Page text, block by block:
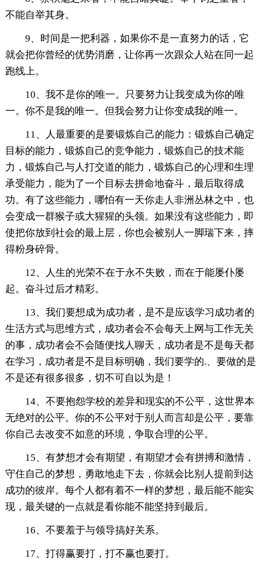
不能自举其身。
9、时间是一把利器，如果你不是一直努力的话，它
就会把你曾经的优势消磨，让你再一次跟众人站在同一起
跑线上。
10、我不是你的唯一。只要努力让我变成为你的唯
一。你不是我的唯一。但我会努力让你变成我的唯一。
11、人最重要的是要锻炼自己的能力：锻炼自己确定
目标的能力，锻炼自己的竞争能力，锻炼自己的技术能
力，锻炼自己与人打交道的能力，锻炼自己的心理和生理
承受能力，能为了一个目标去拼命地奋斗，最后取得成
功。有了这些能力，哪怕有一天你走人非洲丛林之中，也
会变成一群猴子或大猩猩的头领。如果没有这些能力，即
使把你放到社会的最上层，你也会被别人一脚瑞下来，摔
得粉身碎骨。
12、人生的光荣不在于永不失败，而在于能屡仆屡
起。奋斗过后才精彩。
13、我们要想成为成功者，是不是应该学习成功者的
生活方式与思维方式，成功者会不会每天上网与工作无关
的事，成功者会不会随便找人聊天，成功者是不是每天都
在学习，成功者是不是目标明确，我们要学的.、要做的是
不是还有很多很多，切不可自以为是！
14、不要抱怨学校的差异和现实的不公平，这世界本
无绝对的公平。你的不公平对于别人而言却是公平，要靠
你自己去改变不如意的环境，争取合理的公平。
15、有梦想才会有期望，有期望才会有拼搏和激情，
守住自己的梦想，勇敢地走下去，你就会比别人提前到达
成功的彼岸。每个人都有着不一样的梦想，最后能不能实
现，最关键的一点就是看你能不能坚持到最后。
16、不要羞于与领导搞好关系。
17、打得赢要打，打不赢也要打。